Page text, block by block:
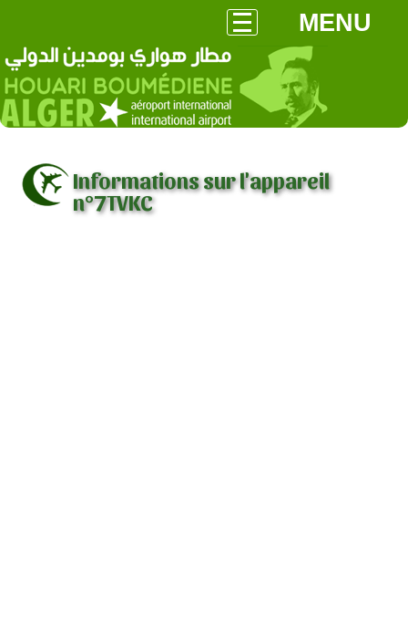
MENU
Informations sur l'appareil
n°7TVKC